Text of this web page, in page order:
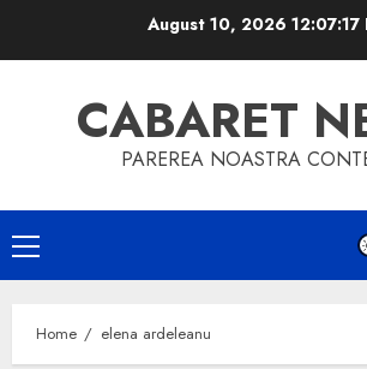
August 10, 2026 12:07:17
CABARET
PAREREA NOASTRA
Primary
Menu
Home elena ardeleanu